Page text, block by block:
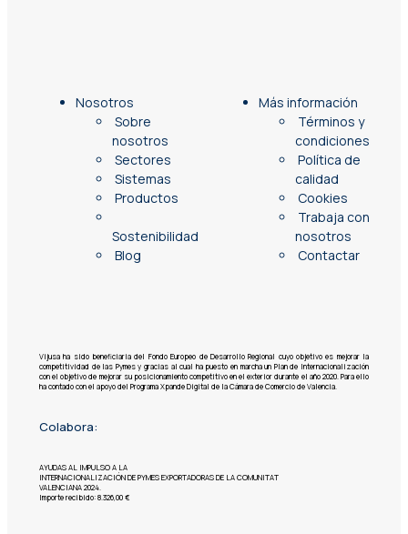
Nosotros
Sobre
nosotros
Sectores
Sistemas
Productos
Sostenibilidad
Blog
Más información
Términos y
condiciones
Política de
calidad
Cookies
Trabaja con
nosotros
Contactar
Vijusa ha sido beneficiaria del Fondo Europeo de Desarrollo Regional cuyo objetivo es mejorar la
competitividad de las Pymes y gracias al cual ha puesto en marcha un Plan de Internacionalización
con el objetivo de mejorar su posicionamiento competitivo en el exterior durante el año 2020. Para ello
ha contado con el apoyo del Programa Xpande Digital de la Cámara de Comercio de Valencia.
Colabora:
AYUDAS AL IMPULSO A LA
INTERNACIONALIZACIÓN DE PYMES EXPORTADORAS DE LA COMUNITAT
VALENCIANA 2024.
Importe recibido: 8.326,00 €